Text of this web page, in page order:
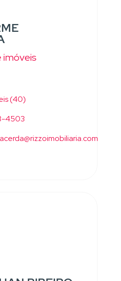
(40)
4503